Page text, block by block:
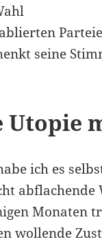
seine
Utopie
ich es
abflachende
Monaten
wollende